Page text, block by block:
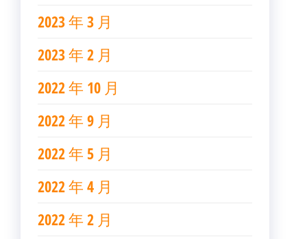
2023 年 3 月
2023 年 2 月
2022 年 10 月
2022 年 9 月
2022 年 5 月
2022 年 4 月
2022 年 2 月